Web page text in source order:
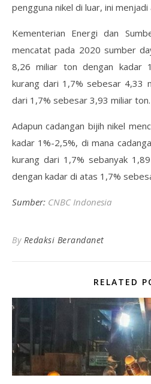
pengguna nikel di luar, ini menjadi
Kementerian Energi dan
mencatat pada 2020 sumber
8,26 miliar ton dengan kadar
kurang dari 1,7% sebesar 4,33
dari 1,7% sebesar 3,93 miliar ton.
Adapun cadangan bijih nikel
kadar 1%-2,5%, di mana
kurang dari 1,7% sebanyak
dengan kadar di atas 1,7%
Sumber: CNBC Indonesia
By Redaksi Berandanet
RELATED